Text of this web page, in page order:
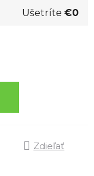
Ušetríte €0
Zdieľať